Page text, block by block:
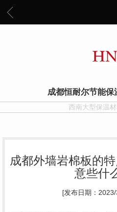
成都恒耐尔节能保
西南大型保温
成都外墙岩棉板的
意些什
[发布日期：